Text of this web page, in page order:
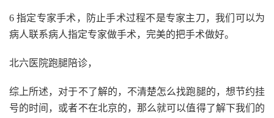
6 指定专家手术，防止手术过程不是专家主刀，我们可以为
病人联系病人指定专家做手术，完美的把手术做好。
北六医院跑腿陪诊，
综上所述，对于不了解的，不清楚怎么找跑腿的，想节约挂
号的时间，或者不在北京的，那么就可以值得了解下我们的